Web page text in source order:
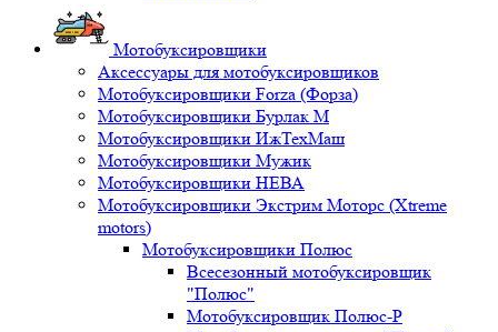
Мотобуксировщики
Аксессуары для мотобуксировщиков
Мотобуксировщики Forza (Форза)
Мотобуксировщики Бурлак М
Мотобуксировщики ИжТехМаш
Мотобуксировщики Мужик
Мотобуксировщики НЕВА
Мотобуксировщики Экстрим Моторс (Xtreme
motors)
Мотобуксировщики Полюс
Всесезонный мотобуксировщик
"Полюс"
Мотобуксировщик Полюс-Р